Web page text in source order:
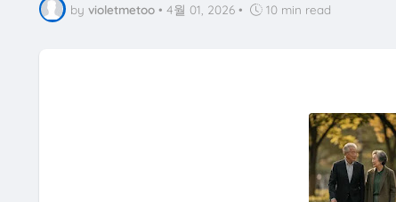
by violetmetoo • 4월 01, 2026 • 10 min read